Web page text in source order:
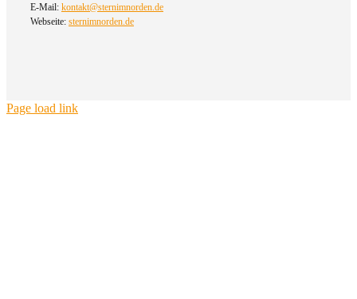
E-Mail: kontakt@sternimnorden.de
Webseite: sternimnorden.de
Page load link